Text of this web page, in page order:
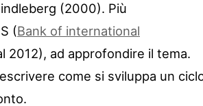
(2000). Più
(Bank of international
2012), ad approfondire il tema.
come si sviluppa un